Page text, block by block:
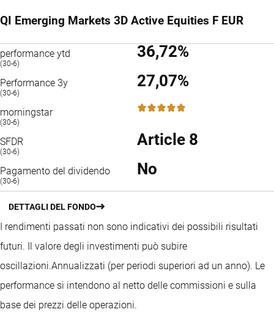
QI Emerging Markets 3D Active Equities F EUR
performance ytd
(30-6)
36,72%
Performance 3y
(30-6)
27,07%
morningstar
(30-6)
5 / 5
SFDR
(30-6)
Article 8
Pagamento del dividendo
(30-6)
No
DETTAGLI DEL FONDO
I rendimenti passati non sono indicativi dei possibili risultati
futuri. Il valore degli investimenti può subire
oscillazioni.Annualizzati (per periodi superiori ad un anno). Le
performance si intendono al netto delle commissioni e sulla
base dei prezzi delle operazioni.